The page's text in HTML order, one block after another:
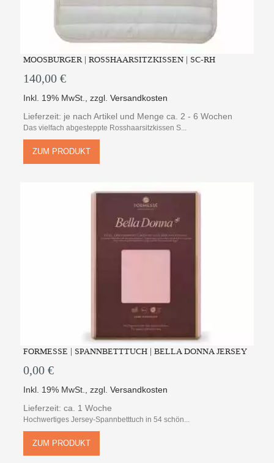
MOOSBURGER | ROSSHAARSITZKISSEN | SC-RH
140,00 €
Inkl. 19% MwSt. ,zzgl.Versandkosten
Lieferzeit: je nach Artikel und Menge ca. 2 - 6 Wochen
Das vielfach abgesteppte Rosshaarsitzkissen S...
ZUM PRODUKT
FORMESSE | SPANNBETTTUCH | BELLA DONNA JERSEY
0,00 €
Inkl. 19% MwSt. ,zzgl.Versandkosten
Lieferzeit: ca. 1 Woche
Hochwertiges Jersey-Spannbetttuch in 54 schön...
ZUM PRODUKT